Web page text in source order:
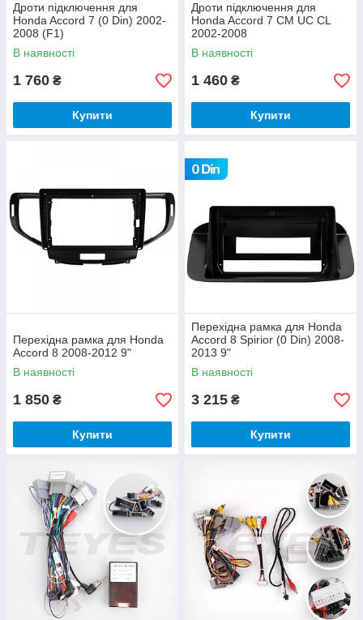
Дроти підключення для
Honda Accord 7 (0 Din) 2002-
2008 (F1)
В наявності
1 760 ₴
Купити
Дроти підключення для
Honda Accord 7 CM UC CL
2002-2008
В наявності
1 460 ₴
Купити
Перехідна рамка для Honda
Accord 8 2008-2012 9"
В наявності
1 850 ₴
Купити
Перехідна рамка для Honda
Accord 8 Spirior (0 Din) 2008-
2013 9"
В наявності
3 215 ₴
Купити